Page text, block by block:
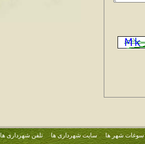
سوغات شهر ها سایت شهرداری ها تلفن شهرداری ها